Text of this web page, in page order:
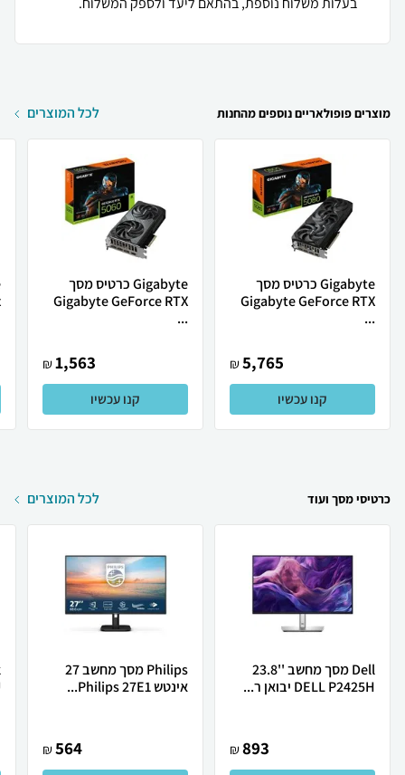
מוצרים פופולאריים נוספים מהחנות לכל המוצרים
Gigabyte כרטיס מסך
Gigabyte GeForce RTX
...
5,765
₪
קנו עכשיו
Gigabyte כרטיס מסך
Gigabyte GeForce RTX
...
1,563
₪
קנו עכשיו
כרטיסי מסך ועוד לכל המוצרים
Dell מסך מחשב ''23.8
DELL P2425H יבואן ר...
893
₪
Philips מסך מחשב ‏27
‏אינטש Philips 27E1...
564
₪